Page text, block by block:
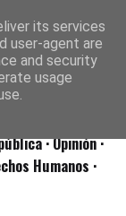
· Opinión·
Humanos ·
its services
user-agent are
and security
usage